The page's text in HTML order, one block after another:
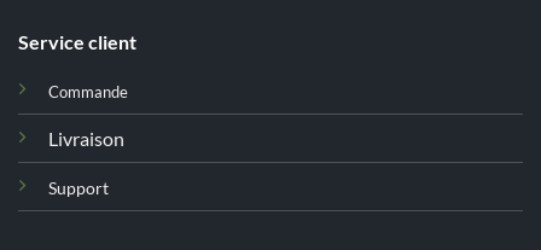
Service client
Commande
Livraison
Support